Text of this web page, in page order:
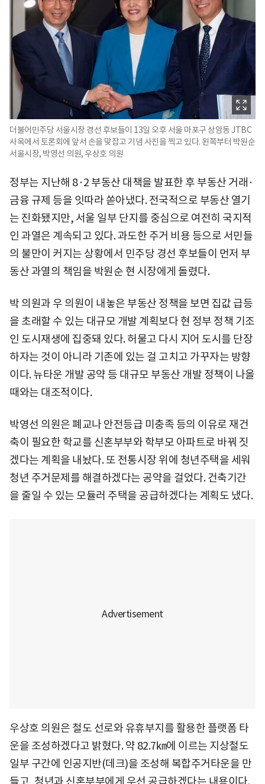
더불어민주당 서울시장 경선 후보들이 13일 오후 서울 마포구 상암동 JTBC
사옥에서 토론회에 앞서 손을 맞잡고 기념 사진을 찍고 있다. 왼쪽부터 박원순
서울시장, 박영선 의원, 우상호 의원
정부는 지난해 8·2 부동산 대책을 발표한 후 부동산 거래·
금융 규제 등을 잇따라 쏟아냈다. 전국적으로 부동산 열기
는 진화됐지만, 서울 일부 단지를 중심으로 여전히 국지적
인 과열은 계속되고 있다. 과도한 주거 비용 등으로 서민들
의 불만이 커지는 상황에서 민주당 경선 후보들이 먼저 부
동산 과열의 책임을 박원순 현 시장에게 돌렸다.
박 의원과 우 의원이 내놓은 부동산 정책을 보면 집값 급등
을 초래할 수 있는 대규모 개발 계획보다 현 정부 정책 기조
인 도시재생에 집중돼 있다. 허물고 다시 지어 도시를 단장
하자는 것이 아니라 기존에 있는 걸 고치고 가꾸자는 방향
이다. 뉴타운 개발 공약 등 대규모 부동산 개발 정책이 나올
때와는 대조적이다.
박영선 의원은 폐교나 안전등급 미충족 등의 이유로 재건
축이 필요한 학교를 신혼부부와 학부모 아파트로 바꿔 짓
겠다는 계획을 내놨다. 또 전통시장 위에 청년주택을 세워
청년 주거문제를 해결하겠다는 공약을 걸었다. 건축기간
을 줄일 수 있는 모듈러 주택을 공급하겠다는 계획도 냈다.
우상호 의원은 철도 선로와 유휴부지를 활용한 플랫폼 타
운을 조성하겠다고 밝혔다. 약 82.7㎞에 이르는 지상철도
일부 구간에 인공지반(데크)을 조성해 복합주거타운을 만